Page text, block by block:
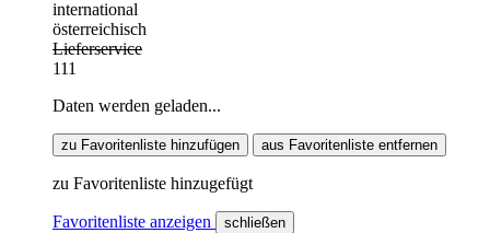
international
österreichisch
Lieferservice
111
Daten werden geladen...
zu Favoritenliste hinzufügen aus Favoritenliste entfernen
zu Favoritenliste hinzugefügt
Favoritenliste anzeigen schließen